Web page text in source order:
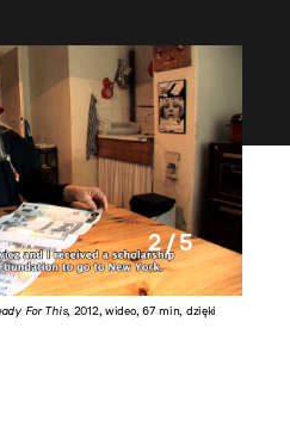
For This, 2012, wideo, 67 min, dzięki
2 / 5